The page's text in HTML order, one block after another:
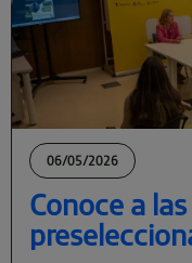
06/05/2026
Conoce a